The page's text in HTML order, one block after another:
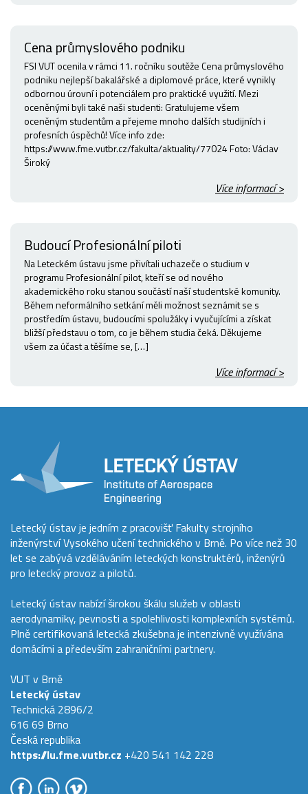
Cena průmyslového podniku
FSI VUT ocenila v rámci 11. ročníku soutěže Cena průmyslového
podniku nejlepší bakalářské a diplomové práce, které vynikly
odbornou úrovní i potenciálem pro praktické využití. Mezi
oceněnými byli také naši studenti: Gratulujeme všem
oceněným studentům a přejeme mnoho dalších studijních i
profesních úspěchů! Více info zde:
https://www.fme.vutbr.cz/fakulta/aktuality/77024 Foto: Václav
Široký
Více informací >
Budoucí Profesionální piloti
Na Leteckém ústavu jsme přivítali uchazeče o studium v
programu Profesionální pilot, kteří se od nového
akademického roku stanou součástí naší studentské komunity.
Během neformálního setkání měli možnost seznámit se s
prostředím ústavu, budoucími spolužáky i vyučujícími a získat
bližší představu o tom, co je během studia čeká. Děkujeme
všem za účast a těšíme se, […]
Více informací >
Letecký ústav je jedním z pracovišť Fakulty strojního
inženýrství Vysokého učení technického v Brně. Po více než 30
let se zabývá vzděláváním leteckých konstruktérů, inženýrů
pro letecký provoz a pilotů.
Letecký ústav nabízí širokou škálu služeb v oblasti
aerodynamiky, pevnosti a spolehlivosti komplexních systémů.
Plně certifikovaná letecká zkušebna je intenzivně využívána
domácími a především zahraničními partnery.
VUT v Brně
Letecký ústav
Technická 2896/2
616 69 Brno
Česká republika
https://lu.fme.vutbr.cz +420 541 142 228